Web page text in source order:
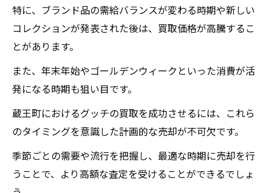
特に、ブランド品の需給バランスが変わる時期や新しい
コレクションが発表された後は、買取価格が高騰するこ
とがあります。
また、年末年始やゴールデンウィークといった消費が活
発になる時期も狙い目です。
蔵王町におけるグッチの買取を成功させるには、これら
のタイミングを意識した計画的な売却が不可欠です。
季節ごとの需要や流行を把握し、最適な時期に売却を行
うことで、より高額な査定を受けることができるでしょ